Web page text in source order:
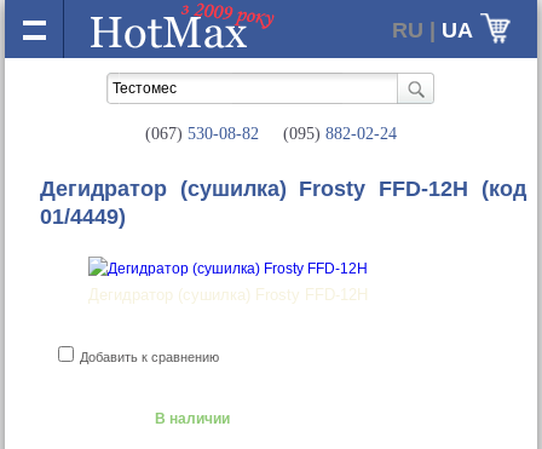
RU | UA
(067) 530-08-82 (095) 882-02-24
Дегидратор (сушилка) Frosty FFD-12H (код
01/4449)
Дегидратор (сушилка) Frosty FFD-12H
Добавить к сравнению
В наличии